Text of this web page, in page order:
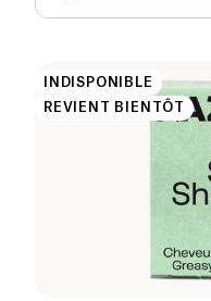
INDISPONIBLE
REVIENT BIENTÔT